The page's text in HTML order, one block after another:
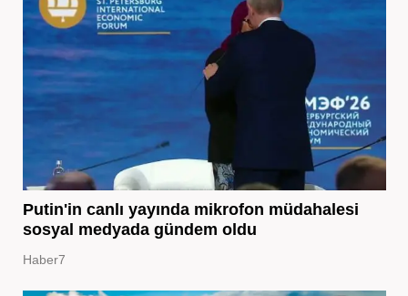
Putin'in canlı yayında mikrofon müdahalesi
sosyal medyada gündem oldu
Haber7